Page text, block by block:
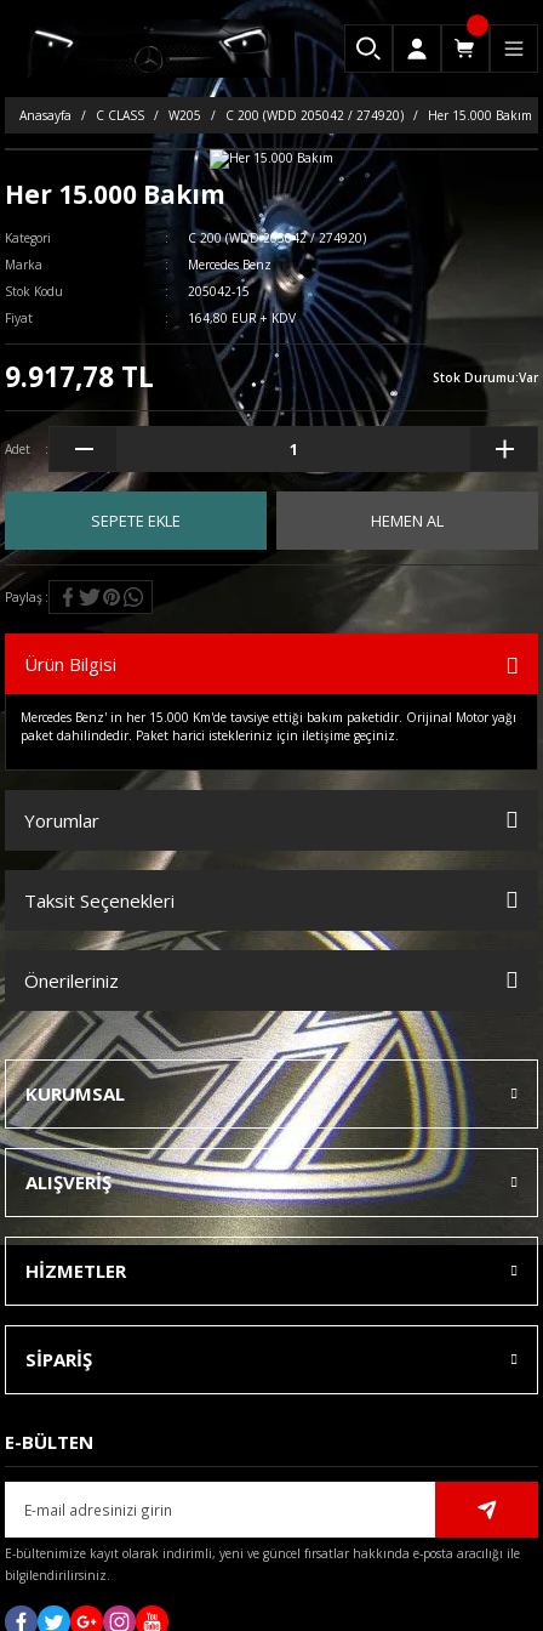
Anasayfa C CLASS W205 C 200 (WDD 205042 / 274920) Her 15.000 Bakım
Her 15.000 Bakım
Kategori
C 200 (WDD 205042 / 274920)
Marka
Mercedes Benz
Stok Kodu
205042-15
Fiyat
164,80 EUR + KDV
9.917,78 TL Stok Durumu:Var
Adet
SEPETE EKLE HEMEN AL
Paylaş
Ürün Bilgisi
Mercedes Benz' in her 15.000 Km'de tavsiye ettiği bakım paketidir. Orijinal Motor yağı
paket dahilindedir. Paket harici istekleriniz için iletişime geçiniz.
Yorumlar
Bu ürüne ilk yorumu siz yapın!
Taksit Seçenekleri
Önerileriniz
Bu ürünün fiyat bilgisi, resim, ürün açıklamalarında ve diğer
konularda yetersiz gördüğünüz noktaları öneri formunu kullanarak
tarafımıza iletebilirsiniz.
Görüş ve önerileriniz için teşekkür ederiz.
Ürün resmi kalitesiz, bozuk veya görüntülenemiyor.
Ürün açıklamasında eksik bilgiler bulunuyor.
Ürün bilgilerinde hatalar bulunuyor.
Ürün fiyatı diğer sitelerden daha pahalı.
Bu ürüne benzer farklı alternatifler olmalı.
Gönder
KURUMSAL
ALIŞVERİŞ
HİZMETLER
SİPARİŞ
E-BÜLTEN
E-bültenimize kayıt olarak indirimli, yeni ve güncel fırsatlar hakkında e-posta aracılığı ile
bilgilendirilirsiniz.